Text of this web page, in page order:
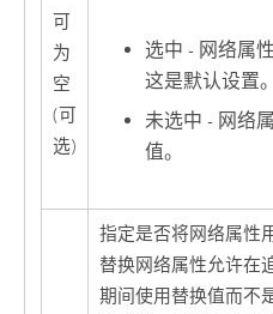
可
为
空
(可
选)
选中 - 网络属
这是默认设置。
未选中 - 网络
值。
指定是否将网络属性
替换网络属性允许在
期间使用替换值而不